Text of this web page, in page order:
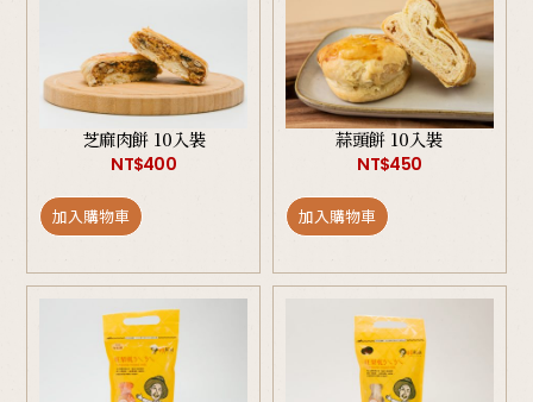
芝麻肉餅 10入裝
NT$400
加入購物車
蒜頭餅 10入裝
NT$450
加入購物車